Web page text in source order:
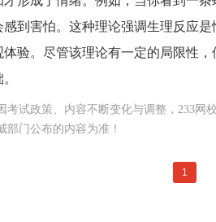
感到害怕。这种理论强调生理反应
体验。尽管该理论有一定的局限性
考试政策、内容不断变化与调整，233网校
部门公布的内容为准！
1